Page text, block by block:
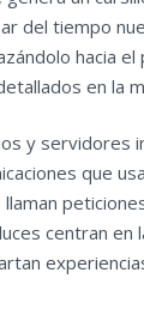
del tiempo
hacia
en
y servidores
que
centran